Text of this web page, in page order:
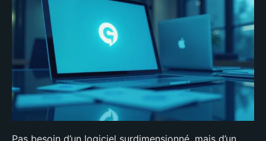
Pas besoin d’un logiciel surdimensionné, mais d’un